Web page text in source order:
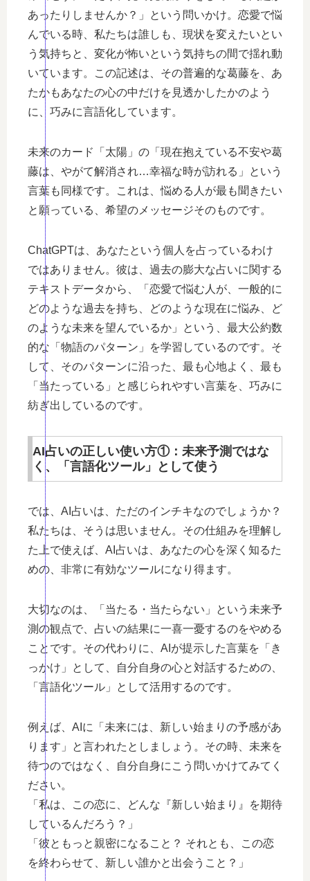
あったりしませんか？」という問いかけ。恋愛で悩
んでいる時、私たちは誰しも、現状を変えたいとい
う気持ちと、変化が怖いという気持ちの間で揺れ動
いています。この記述は、その普遍的な葛藤を、あ
たかもあなたの心の中だけを見透かしたかのよう
に、巧みに言語化しています。
未来のカード「太陽」の「現在抱えている不安や葛
藤は、やがて解消され…幸福な時が訪れる」という
言葉も同様です。これは、悩める人が最も聞きたい
と願っている、希望のメッセージそのものです。
ChatGPTは、あなたという個人を占っているわけ
ではありません。彼は、過去の膨大な占いに関する
テキストデータから、「恋愛で悩む人が、一般的に
どのような過去を持ち、どのような現在に悩み、ど
のような未来を望んでいるか」という、最大公約数
的な「物語のパターン」を学習しているのです。そ
して、そのパターンに沿った、最も心地よく、最も
「当たっている」と感じられやすい言葉を、巧みに
紡ぎ出しているのです。
AI占いの正しい使い方①：未来予測ではな
く、「言語化ツール」として使う
では、AI占いは、ただのインチキなのでしょうか？
私たちは、そうは思いません。その仕組みを理解し
た上で使えば、AI占いは、あなたの心を深く知るた
めの、非常に有効なツールになり得ます。
大切なのは、「当たる・当たらない」という未来予
測の観点で、占いの結果に一喜一憂するのをやめる
ことです。その代わりに、AIが提示した言葉を「き
っかけ」として、自分自身の心と対話するための、
「言語化ツール」として活用するのです。
例えば、AIに「未来には、新しい始まりの予感があ
ります」と言われたとしましょう。その時、未来を
待つのではなく、自分自身にこう問いかけてみてく
ださい。
「私は、この恋に、どんな『新しい始まり』を期待
しているんだろう？」
「彼ともっと親密になること？ それとも、この恋
を終わらせて、新しい誰かと出会うこと？」